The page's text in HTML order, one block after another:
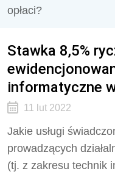
opłaci?
Stawka 8,5%
informatyczne
11 lut 2022
Jakie usługi
prowadzących
(tj. z zakresu technik